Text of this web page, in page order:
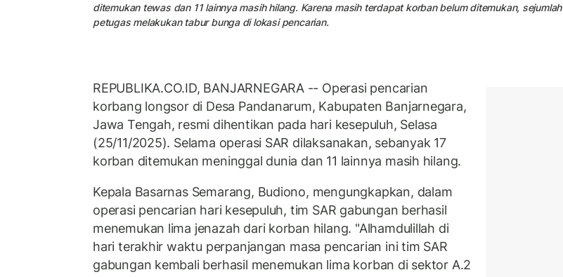
ditemukan tewas dan 11 lainnya masih hilang. Karena masih terdapat korban belum ditemukan, sejumlah
petugas melakukan tabur bunga di lokasi pencarian.
REPUBLIKA.CO.ID, BANJARNEGARA -- Operasi pencarian
korbang longsor di Desa Pandanarum, Kabupaten Banjarnegara,
Jawa Tengah, resmi dihentikan pada hari kesepuluh, Selasa
(25/11/2025). Selama operasi SAR dilaksanakan, sebanyak 17
korban ditemukan meninggal dunia dan 11 lainnya masih hilang.
Kepala Basarnas Semarang, Budiono, mengungkapkan, dalam
operasi pencarian hari kesepuluh, tim SAR gabungan berhasil
menemukan lima jenazah dari korban hilang. "Alhamdulillah di
hari terakhir waktu perpanjangan masa pencarian ini tim SAR
gabungan kembali berhasil menemukan lima korban di sektor A.2